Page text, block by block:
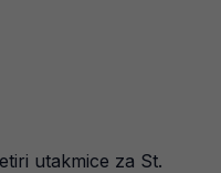
utakmice za St.